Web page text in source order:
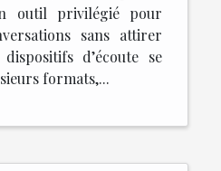
outil privilégié pour
sans attirer
d’écoute se
formats,...